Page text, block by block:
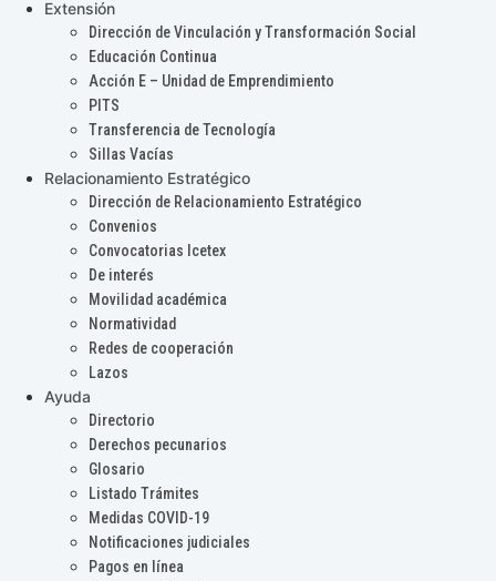
Extensión
Dirección de Vinculación y Transformación Social
Educación Continua
Acción E – Unidad de Emprendimiento
PITS
Transferencia de Tecnología
Sillas Vacías
Relacionamiento Estratégico
Dirección de Relacionamiento Estratégico
Convenios
Convocatorias Icetex
De interés
Movilidad académica
Normatividad
Redes de cooperación
Lazos
Ayuda
Directorio
Derechos pecunarios
Glosario
Listado Trámites
Medidas COVID-19
Notificaciones judiciales
Pagos en línea